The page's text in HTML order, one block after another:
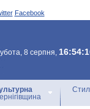
Facebook
8 серпня,